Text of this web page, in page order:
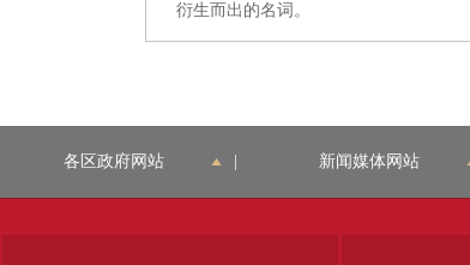
衍生而出的名词。
各区政府网站 新闻媒体网站